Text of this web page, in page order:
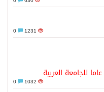
1231
للجامعة العربية
1032